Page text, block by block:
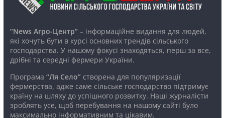
“News Агро-Центр”– інформаційне видання для людей,
які хочуть бути в курсі основних трендів сільського
господарства. У нашому фокусі знаходяться, перш за все,
дрібні та середні фермери України.
Програма “Ля Село”створена для популяризації
фермерства, адже саме сільське господарство підтримує
країну на шляху до успішного розвитку. Наші журналісти
зроблять усе, щоб перебування на нашому сайті було
максимально інформативним та цікавим.